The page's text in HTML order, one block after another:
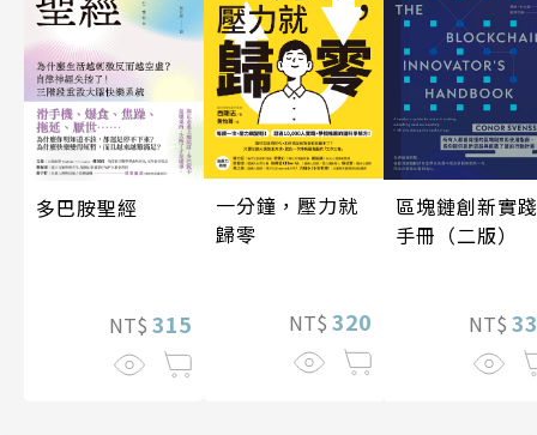
多巴胺聖經
NT$ 315
一分鐘，壓力就
歸零
NT$ 320
區塊鏈創新實踐
手冊（二版）
NT$